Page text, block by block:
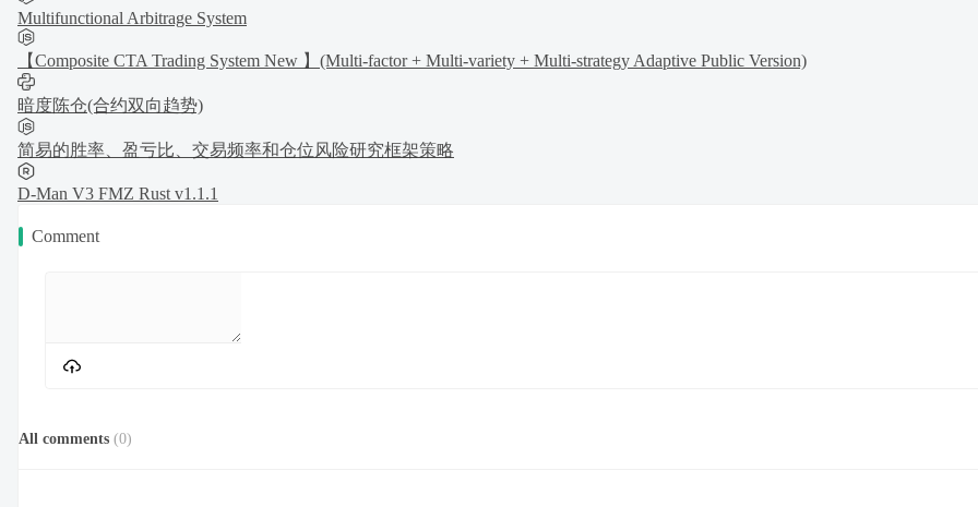
Multifunctional Arbitrage System
【Composite CTA Trading System New 】(Multi-factor + Multi-variety + Multi-strategy Adaptive Public Version)
暗度陈仓(合约双向趋势)
简易的胜率、盈亏比、交易频率和仓位风险研究框架策略
D-Man V3 FMZ Rust v1.1.1
Comment
All comments (0)